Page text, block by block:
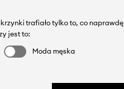
trafiało tylko to, co naprawdę
jest to:
Moda męska